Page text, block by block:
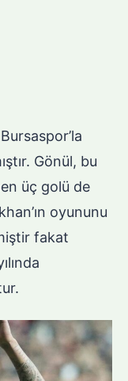
Gönül, bu
üç golü de
oyununu
fakat